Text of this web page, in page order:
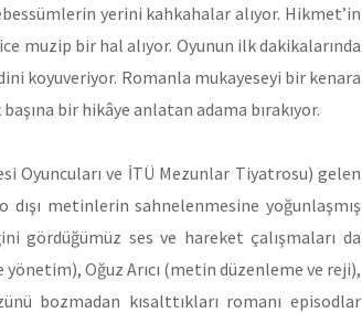
yerini kahkahalar alıyor. Hikmet’in
muzip bir hal alıyor. Oyunun ilk dakikalarında
koyuveriyor. Romanla mukayeseyi bir kenara
bir hikâye anlatan adama bırakıyor.
Oyuncuları ve İTÜ Mezunlar Tiyatrosu) gelen
dışı metinlerin sahnelenmesine yoğunlaşmış
gördüğümüz ses ve hareket çalışmaları da
Oğuz Arıcı (metin düzenleme ve reji),
bozmadan kısalttıkları romanı episodlar